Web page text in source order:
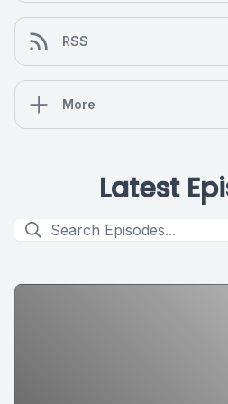
RSS
More
Latest